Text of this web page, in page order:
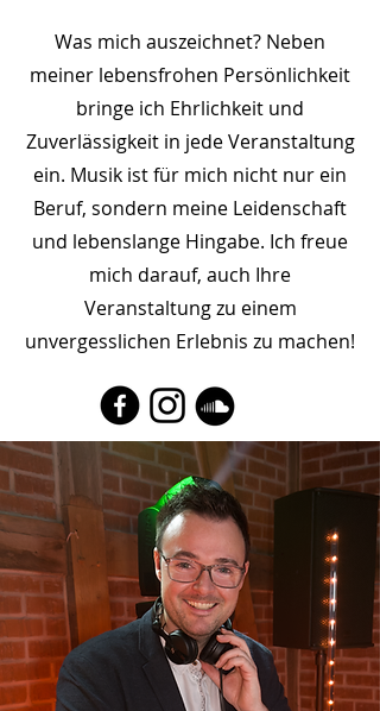
Was mich auszeichnet? Neben
meiner lebensfrohen Persönlichkeit
bringe ich Ehrlichkeit und
Zuverlässigkeit in jede Veranstaltung
ein. Musik ist für mich nicht nur ein
Beruf, sondern meine Leidenschaft
und lebenslange Hingabe. Ich freue
mich darauf, auch Ihre
Veranstaltung zu einem
unvergesslichen Erlebnis zu machen!